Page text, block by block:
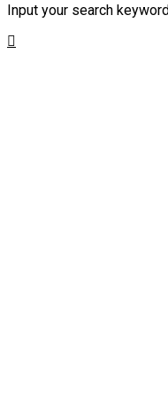
Input your search